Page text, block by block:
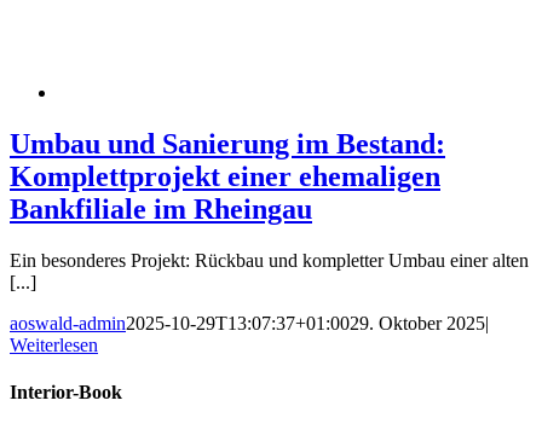
Umbau und Sanierung im Bestand:
Komplettprojekt einer ehemaligen
Bankfiliale im Rheingau
Ein besonderes Projekt: Rückbau und kompletter Umbau einer alten
[...]
aoswald-admin2025-10-29T13:07:37+01:0029. Oktober 2025|
Weiterlesen
Interior-Book